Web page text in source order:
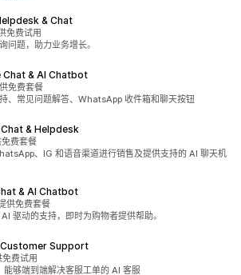
& Chat
）
免费试用
问题，助力业务增长。
Chat & AI Chatbot
）
免费套餐
、常见问题解答、WhatsApp 收件箱和聊天按钮
& Helpdesk
）费套餐
、IG 和语音渠道进行销售及提供支持的 AI 聊天机
& AI Chatbot
）
供免费套餐
驱动的支持，即时为购物者提供帮助。
Support
）
免费试用
能够端到端解决客服工单的 AI 客服